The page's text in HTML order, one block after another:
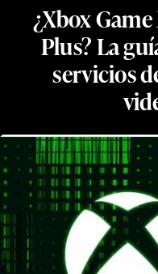
¿Xbox
Plus? La
servicios